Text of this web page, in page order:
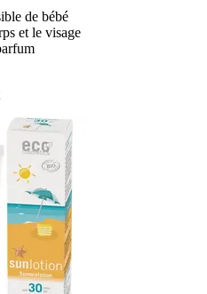
de bébé
et le visage